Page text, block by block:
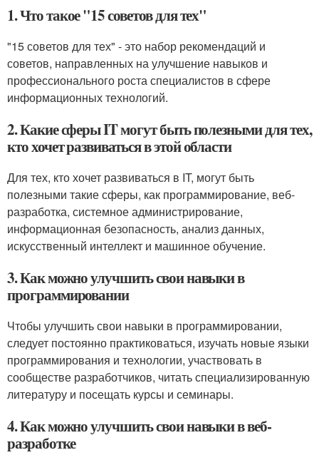
1. Что такое "15 советов для тех"
"15 советов для тех" - это набор рекомендаций и
советов, направленных на улучшение навыков и
профессионального роста специалистов в сфере
информационных технологий.
2. Какие сферы IT могут быть полезными для тех,
кто хочет развиваться в этой области
Для тех, кто хочет развиваться в IT, могут быть
полезными такие сферы, как программирование, веб-
разработка, системное администрирование,
информационная безопасность, анализ данных,
искусственный интеллект и машинное обучение.
3. Как можно улучшить свои навыки в
программировании
Чтобы улучшить свои навыки в программировании,
следует постоянно практиковаться, изучать новые языки
программирования и технологии, участвовать в
сообществе разработчиков, читать специализированную
литературу и посещать курсы и семинары.
4. Как можно улучшить свои навыки в веб-
разработке